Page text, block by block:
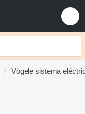
Vögele sistema